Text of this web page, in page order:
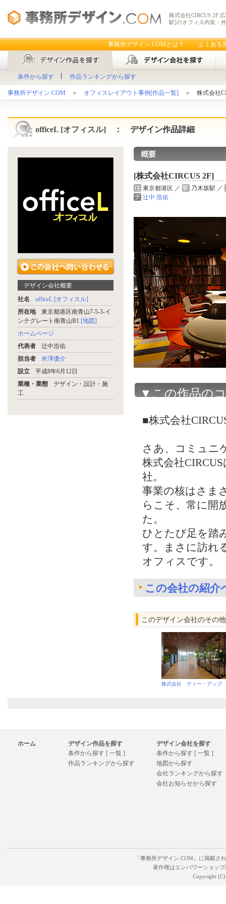
株式会社CIRCUS 2F
駅]のオフィス内装・
事務所デザイン.COMとは？ よくある
条件から探す 作品ランキングから探す
事務所デザイン.COM ＞ オフィスレイアウト事例[作品一覧] ＞ 株式会社
officeL [オフィスル] ： デザイン作品詳細
デザイン会社概要
社名
officeL [オフィスル]
所在地
東京都港区南青山7-5-3-イ
ンテグレート南青山B1 [地図]
ホームページ
代表者
辻中浩佑
担当者
米澤優介
設立
平成8年6月12日
業種・業態
デザイン・設計・施
工
[株式会社CIRCUS 2F]
東京都港区 ／
乃木坂駅 ／
辻中 浩佑
▼この作品の
■株式会社
さあ、コミュニ
株式会社
社。
事業の核はさま
らこそ、常に開
た。
ひとたび足を踏
す。まさに訪れ
オフィスです。
この会社の紹介
このデザイン会社のその
株式会社 ディー・アップ
ホーム
デザイン作品を探す
条件から探す [ 一覧 ]
作品ランキングから探す
デザイン会社を探す
条件から探す [ 一覧 ]
地図から探す
会社ランキングから探す
会社お知らせから探す
「事務所デザイン.COM」に掲載さ
著作権はエンパワーショッ
Copyright